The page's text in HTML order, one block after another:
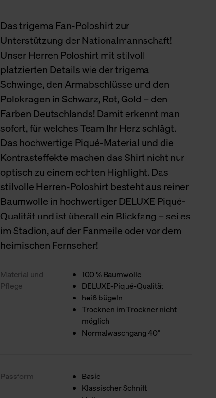
Das trigema Fan-Poloshirt zur
Unterstützung der Nationalmannschaft!
Unser Herren Poloshirt mit stilvoll
platzierten Details wie der trigema
Schwinge, den Armabschlüsse und den
Polokragen in Schwarz, Rot, Gold – den
Farben Deutschlands! Damit erkennt man
sofort, für welches Team Ihr Herz schlägt.
Das hochwertige Piqué-Material und die
Kontrasteffekte machen das Shirt nicht nur
optisch zu einem echten Highlight. Das
stilvolle Herren-Poloshirt besteht aus reiner
Baumwolle in hochwertiger DELUXE Piqué-
Qualität und ist überall ein Blickfang – sei es
im Stadion, auf der Fanmeile oder vor dem
heimischen Fernseher!
Material und
Pflege
100 % Baumwolle
DELUXE-Piqué-Qualität
heiß bügeln
Trocknen im Trockner nicht
möglich
Normalwaschgang 40°
Passform
Basic
Klassischer Schnitt